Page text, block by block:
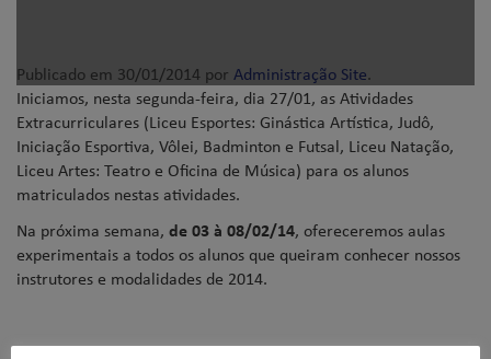
Publicado em 30/01/2014 por Administração Site.
Iniciamos, nesta segunda-feira, dia 27/01, as Atividades
Extracurriculares (Liceu Esportes: Ginástica Artística, Judô,
Iniciação Esportiva, Vôlei, Badminton e Futsal, Liceu Natação,
Liceu Artes: Teatro e Oficina de Música) para os alunos
matriculados nestas atividades.
Na próxima semana, de 03 à 08/02/14, ofereceremos aulas
experimentais a todos os alunos que queiram conhecer nossos
instrutores e modalidades de 2014.
PROCEDIMENTO PARA PARTICIPAR DA AULA EXPERIMENTAL: